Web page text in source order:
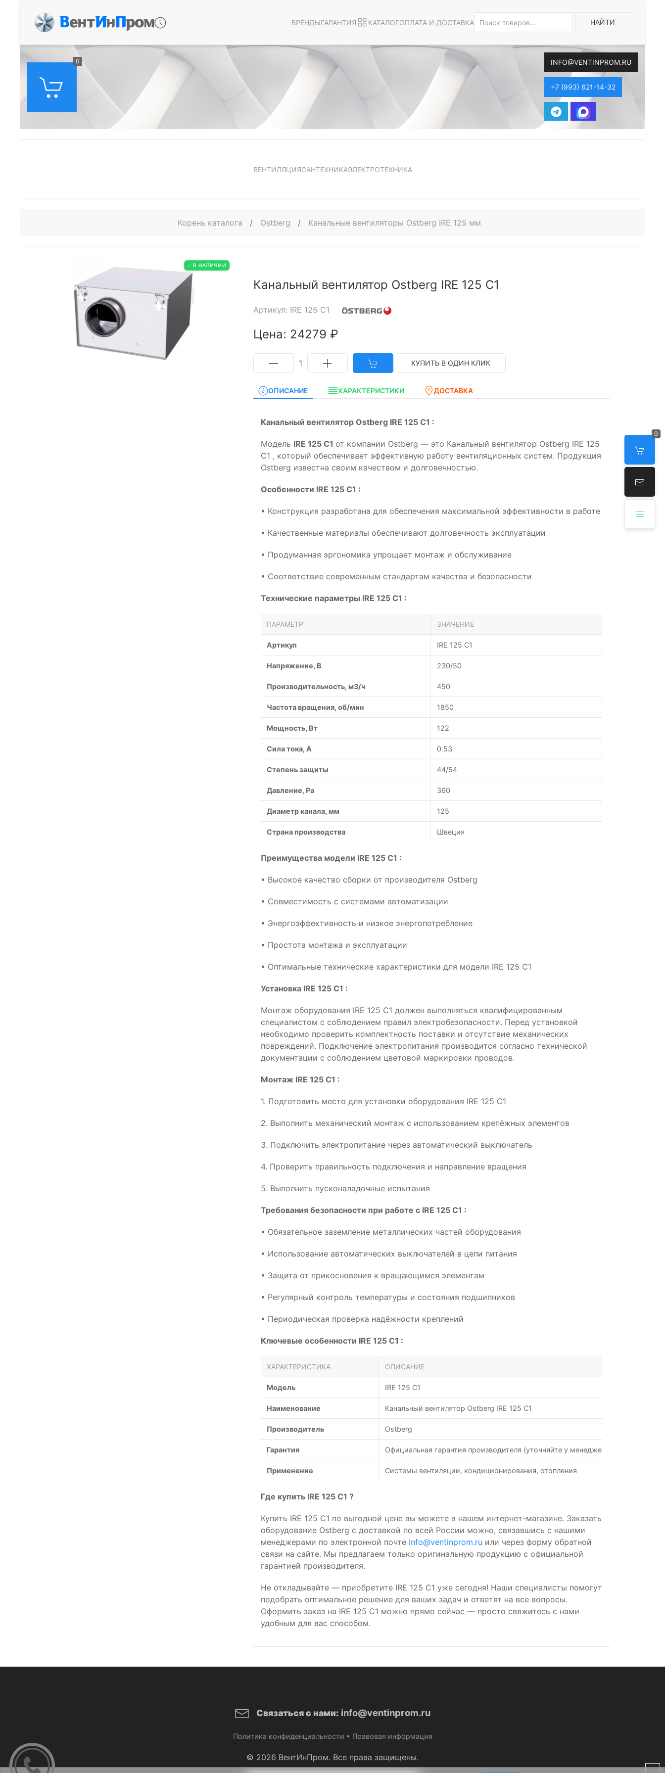
ВентИнПром БРЕНДЫГАРАНТИЯ КАТАЛОГОПЛАТА И ДОСТАВКА НАЙТИ
0 INFO@VENTINPROM.RU
+7 (993) 621-14-32
0
ВЕНТИЛЯЦИЯСАНТЕХНИКАЭЛЕКТРОТЕХНИКА
Корень каталога / Ostberg / Канальные вентиляторы Ostberg IRE 125 мм
✅ В НАЛИЧИИ
Канальный вентилятор Ostberg IRE 125 C1
Артикул: IRE 125 C1
Цена: 24279 ₽
1 КУПИТЬ В ОДИН КЛИК
ОПИСАНИЕ ХАРАКТЕРИСТИКИ ДОСТАВКА
Канальный вентилятор Ostberg IRE 125 C1 :
Модель IRE 125 C1 от компании Ostberg — это Канальный вентилятор Ostberg IRE 125
C1 , который обеспечивает эффективную работу вентиляционных систем. Продукция
Ostberg известна своим качеством и долговечностью.
Особенности IRE 125 C1 :
• Конструкция разработана для обеспечения максимальной эффективности в работе
• Качественные материалы обеспечивают долговечность эксплуатации
• Продуманная эргономика упрощает монтаж и обслуживание
• Соответствие современным стандартам качества и безопасности
Технические параметры IRE 125 C1 :
ПАРАМЕТР ЗНАЧЕНИЕ
Артикул IRE 125 C1
Напряжение, В 230/50
Производительность, м3/ч 450
Частота вращения, об/мин 1850
Мощность, Вт 122
Сила тока, A 0.53
Степень защиты 44/54
Давление, Pa 360
Диаметр канала, мм 125
Страна производства Швеция
Преимущества модели IRE 125 C1 :
• Высокое качество сборки от производителя Ostberg
• Совместимость с системами автоматизации
• Энергоэффективность и низкое энергопотребление
• Простота монтажа и эксплуатации
• Оптимальные технические характеристики для модели IRE 125 C1
Установка IRE 125 C1 :
Монтаж оборудования IRE 125 C1 должен выполняться квалифицированным
специалистом с соблюдением правил электробезопасности. Перед установкой
необходимо проверить комплектность поставки и отсутствие механических
повреждений. Подключение электропитания производится согласно технической
документации с соблюдением цветовой маркировки проводов.
Монтаж IRE 125 C1 :
1. Подготовить место для установки оборудования IRE 125 C1
2. Выполнить механический монтаж с использованием крепёжных элементов
3. Подключить электропитание через автоматический выключатель
4. Проверить правильность подключения и направление вращения
5. Выполнить пусконаладочные испытания
Требования безопасности при работе с IRE 125 C1 :
• Обязательное заземление металлических частей оборудования
• Использование автоматических выключателей в цепи питания
• Защита от прикосновения к вращающимся элементам
• Регулярный контроль температуры и состояния подшипников
• Периодическая проверка надёжности креплений
Ключевые особенности IRE 125 C1 :
ХАРАКТЕРИСТИКА ОПИСАНИЕ
Модель IRE 125 C1
Наименование Канальный вентилятор Ostberg IRE 125 C1
Производитель Ostberg
Гарантия Официальная гарантия производителя (уточняйте у менеджеров)
Применение Системы вентиляции, кондиционирования, отопления
Где купить IRE 125 C1 ?
Купить IRE 125 C1 по выгодной цене вы можете в нашем интернет-магазине. Заказать
оборудование Ostberg с доставкой по всей России можно, связавшись с нашими
менеджерами по электронной почте Info@ventinprom.ru или через форму обратной
связи на сайте. Мы предлагаем только оригинальную продукцию с официальной
гарантией производителя.
Не откладывайте — приобретите IRE 125 C1 уже сегодня! Наши специалисты помогут
подобрать оптимальное решение для ваших задач и ответят на все вопросы.
Оформить заказ на IRE 125 C1 можно прямо сейчас — просто свяжитесь с нами
удобным для вас способом.
Связаться с нами: info@ventinprom.ru
Политика конфиденциальности • Правовая информация
© 2026 ВентИнПром. Все права защищены.